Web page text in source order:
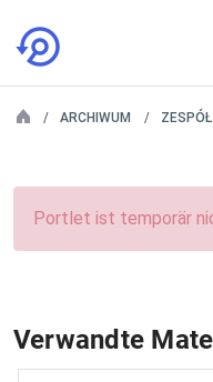
ARCHIWUM ZESPÓŁ
Portlet ist temporär
Verwandte